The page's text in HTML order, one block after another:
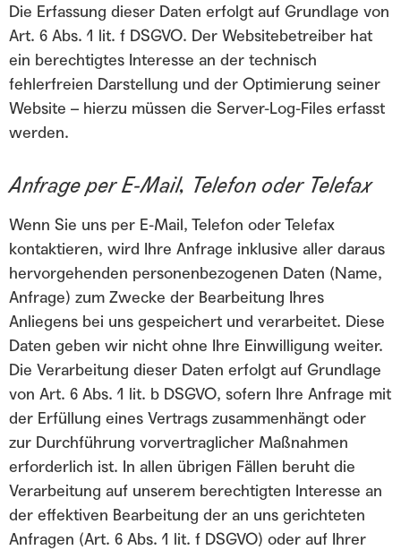
Die Erfassung dieser Daten erfolgt auf Grundlage von
Art. 6 Abs. 1 lit. f DSGVO. Der Websitebetreiber hat
ein berechtigtes Interesse an der technisch
fehlerfreien Darstellung und der Optimierung seiner
Website – hierzu müssen die Server-Log-Files erfasst
werden.
Anfrage per E-Mail, Telefon oder Telefax
Wenn Sie uns per E-Mail, Telefon oder Telefax
kontaktieren, wird Ihre Anfrage inklusive aller daraus
hervorgehenden personenbezogenen Daten (Name,
Anfrage) zum Zwecke der Bearbeitung Ihres
Anliegens bei uns gespeichert und verarbeitet. Diese
Daten geben wir nicht ohne Ihre Einwilligung weiter.
Die Verarbeitung dieser Daten erfolgt auf Grundlage
von Art. 6 Abs. 1 lit. b DSGVO, sofern Ihre Anfrage mit
der Erfüllung eines Vertrags zusammenhängt oder
zur Durchführung vorvertraglicher Maßnahmen
erforderlich ist. In allen übrigen Fällen beruht die
Verarbeitung auf unserem berechtigten Interesse an
der effektiven Bearbeitung der an uns gerichteten
Anfragen (Art. 6 Abs. 1 lit. f DSGVO) oder auf Ihrer